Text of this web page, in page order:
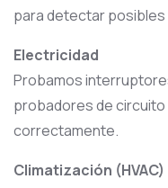
para detectar posibles
Electricidad
Probamos
probadores de
correctamente.
Climatización (HVAC)